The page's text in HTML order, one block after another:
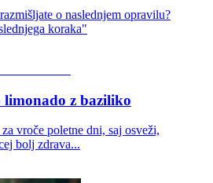
o naslednjem opravilu?
koraka"
limonado z baziliko
vroče poletne dni, saj osveži,
bolj zdrava...